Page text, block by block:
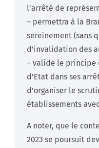
l’arrêté de
– permettra à la
sereinement (sans
d’invalidation des
– valide le principe
d’Etat dans ses
d’organiser le
établissements
A noter, que le
2023 se poursuit